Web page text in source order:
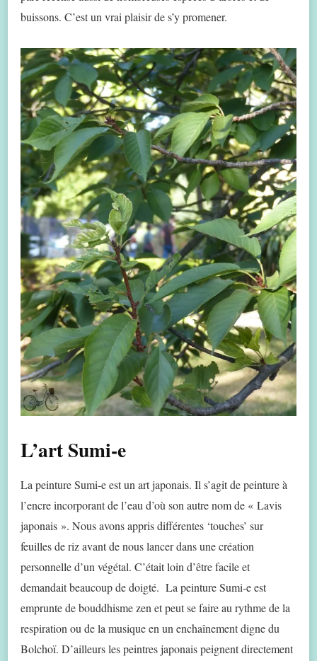
buissons. C’est un vrai plaisir de s’y promener.
L’art Sumi-e
La peinture Sumi-e est un art japonais. Il s’agit de peinture à
l’encre incorporant de l’eau d’où son autre nom de « Lavis
japonais ». Nous avons appris différentes ‘touches’ sur
feuilles de riz avant de nous lancer dans une création
personnelle d’un végétal. C’était loin d’être facile et
demandait beaucoup de doigté. La peinture Sumi-e est
emprunte de bouddhisme zen et peut se faire au rythme de la
respiration ou de la musique en un enchaînement digne du
Bolchoï. D’ailleurs les peintres japonais peignent directement